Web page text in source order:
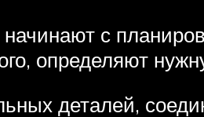
с
определяют
деталей,